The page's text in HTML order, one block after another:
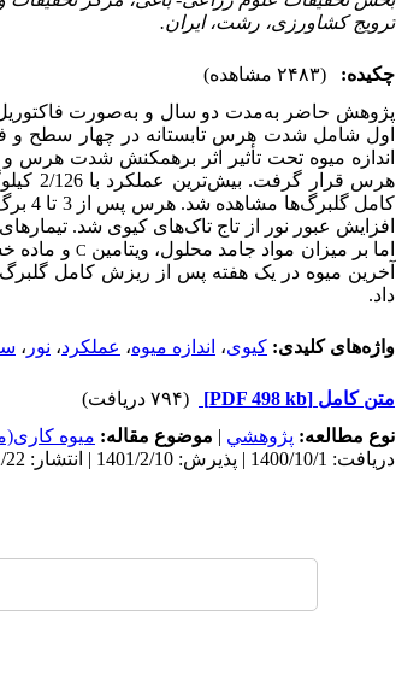
ترویج کشاورزی، رشت، ایران.
چکیده:
(۲۴۸۳ مشاهده)
پژوهش حاضر به‌مدت دو سال و به‌صورت
اول شامل شدت هرس تابستانه در چهار سطح و
اندازه میوه تحت تأثیر اثر برهمکنش شدت
هرس
افزایش عبور نور از تاج تاک‌های کیوی‌ شد.
اما بر میزان مواد جامد محلول، ویتامین C
آخرین میوه در یک هفته پس از ریزش کامل
داد.
واژه‌های کلیدی: کیوی، اندازه میوه، عملکرد، نور ،
متن کامل [PDF 498 kb]
(۷۹۴ دریافت)
نوع مطالعه: پژوهشي | موضوع مقاله: میوه
دریافت: 1400/10/1 | پذیرش: 1401/2/10 | انتشار: 1401/12/22